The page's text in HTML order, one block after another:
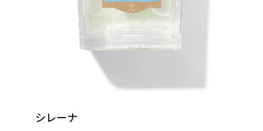
シレーナ